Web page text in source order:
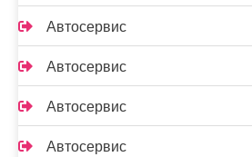
Автосервис
Автосервис
Автосервис
Автосервис